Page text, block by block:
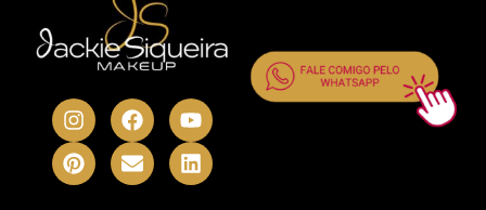
I
n
s
t
a
F
a
c
e
b
Y
o
u
t
u
P
i
n
t
e
E
n
v
e
l
L
i
n
k
e